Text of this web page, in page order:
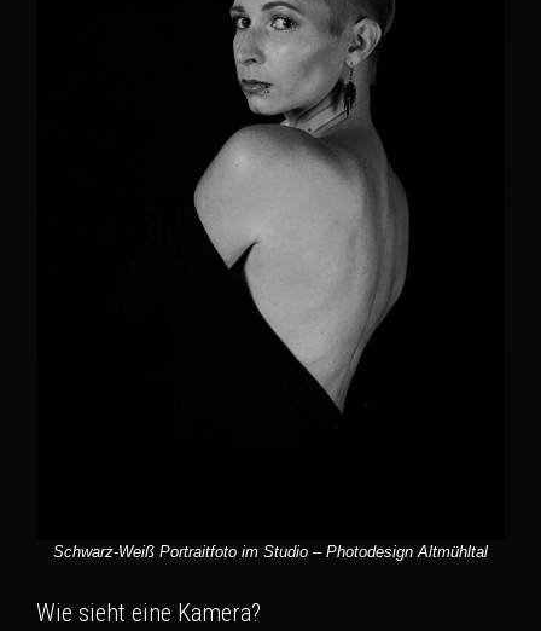
Schwarz-Weiß Portraitfoto im Studio – Photodesign Altmühltal
Wie sieht eine Kamera?